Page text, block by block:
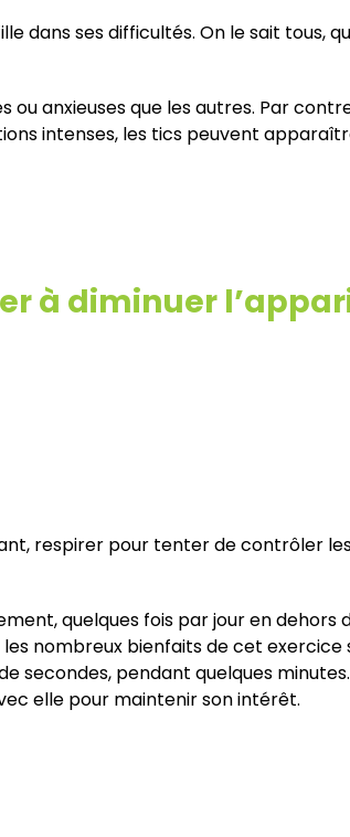
dans ses difficultés. On le sait tous,
anxieuses que les autres. Par
intenses, les tics peuvent
à diminuer
respirer pour tenter de contrôler
quelques fois par jour en dehors
nombreux bienfaits de cet exercice
secondes, pendant quelques
elle pour maintenir son intérêt.